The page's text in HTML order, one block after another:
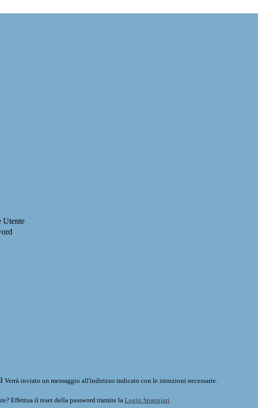
Utente
Verrà inviato un messaggio all'indirizzo indicato con le istruzioni necessarie.
Effettua il reset della password tramite la Login Spaggiari